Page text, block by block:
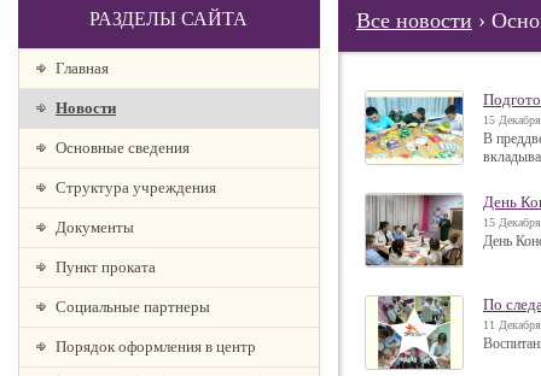
РАЗДЕЛЫ САЙТА
Главная
Новости
Основные сведения
Структура учреждения
Документы
Пункт проката
Социальные партнеры
Порядок оформления в центр
Все новости ›
15
В
День
15
День
По
11